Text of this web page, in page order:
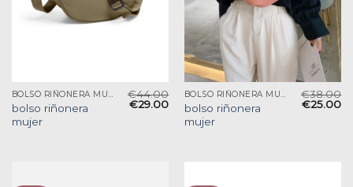
BOLSO RIÑONERA MUJER
bolso riñonera
mujer
€44.00
€29.00
BOLSO RIÑONERA MUJER
bolso riñonera
mujer
€38.00
€25.00